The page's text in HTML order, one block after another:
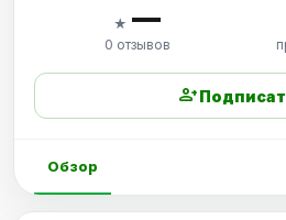
★ —
0 отзывов
person_add
Обзор